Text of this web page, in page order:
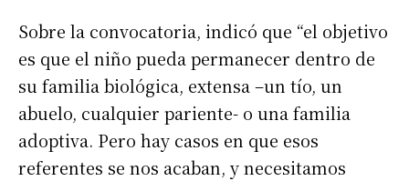
Sobre la convocatoria, indicó que “el objetivo
es que el niño pueda permanecer dentro de
su familia biológica, extensa –un tío, un
abuelo, cualquier pariente- o una familia
adoptiva. Pero hay casos en que esos
referentes se nos acaban, y necesitamos